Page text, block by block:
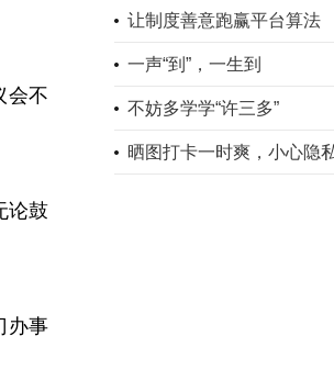
会不
论鼓
办事
让制度善意跑赢平台算法
一声“到”，一生到
不妨多学学“许三多”
晒图打卡一时爽，小心隐